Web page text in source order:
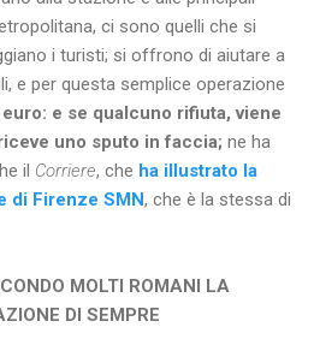
ci sono quelli che si
i turisti; si offrono di aiutare a
e per questa semplice operazione
e se qualcuno rifiuta, viene
uno sputo in faccia; ne ha
il Corriere, che ha illustrato la
di Firenze SMN, che è la stessa di
MOLTI ROMANI LA
DI SEMPRE